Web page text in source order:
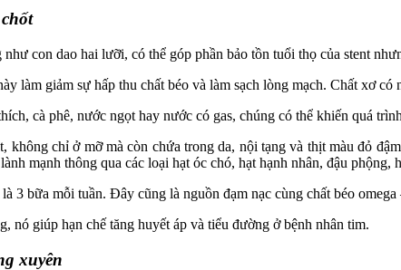
con dao hai lưỡi, có thể góp phần bảo tồn tuổi thọ của stent
làm giảm sự hấp thu chất béo và làm sạch lòng mạch. Chất xơ
cà phê, nước ngọt hay nước có gas, chúng có thể khiến quá
không chỉ ở mỡ mà còn chứa trong da, nội tạng và thịt màu đỏ
mạnh thông qua các loại hạt óc chó, hạt hạnh nhân, đậu
3 bữa mỗi tuần. Đây cũng là nguồn đạm nạc cùng chất béo
nó giúp hạn chế tăng huyết áp và tiểu đường ở bệnh nhân tim.
xuyên